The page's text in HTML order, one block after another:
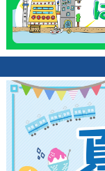
観光ガイド
ランキング